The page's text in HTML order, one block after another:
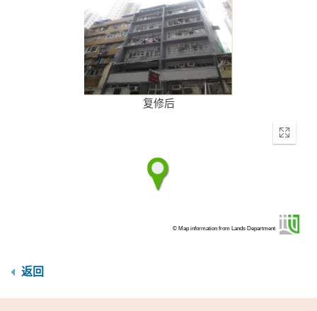
复修后
Enter
© Map information from Lands Department
返回